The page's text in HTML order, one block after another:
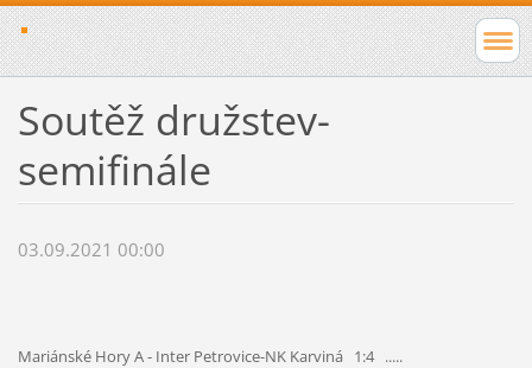
Soutěž družstev-
semifinále
03.09.2021 00:00
Mariánské Hory A - Inter Petrovice-NK Karviná 1:4 .....